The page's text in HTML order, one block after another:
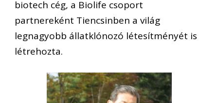
biotech cég, a Biolife csoport
partnereként Tiencsinben a világ
legnagyobb állatklónozó létesítményét is
létrehozta.